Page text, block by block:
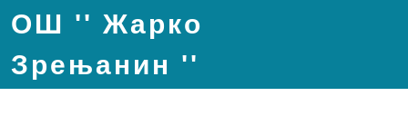
ОШ '' Жарко
Зрењанин ''